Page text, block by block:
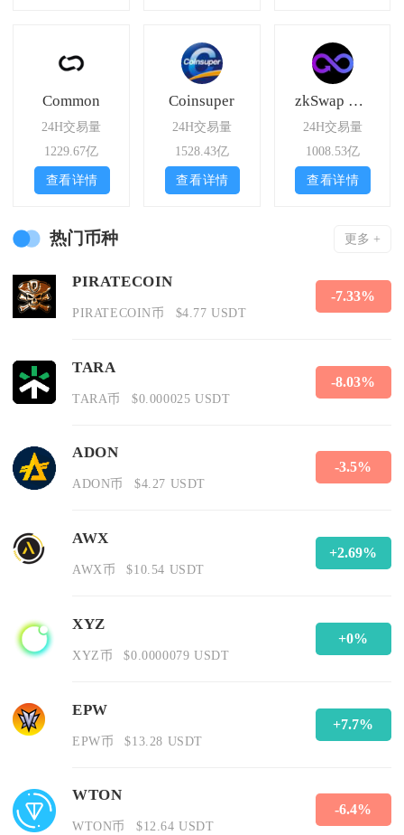
Common
24H交易量
1229.67亿
查看详情
Coinsuper
24H交易量
1528.43亿
查看详情
zkSwap Finance StableSwap
24H交易量
1008.53亿
查看详情
热门币种 更多 +
PIRATECOIN
PIRATECOIN币 $4.77 USDT
-7.33%
TARA
TARA币 $0.000025 USDT
-8.03%
ADON
ADON币 $4.27 USDT
-3.5%
AWX
AWX币 $10.54 USDT
+2.69%
XYZ
XYZ币 $0.0000079 USDT
+0%
EPW
EPW币 $13.28 USDT
+7.7%
WTON
WTON币 $12.64 USDT
-6.4%